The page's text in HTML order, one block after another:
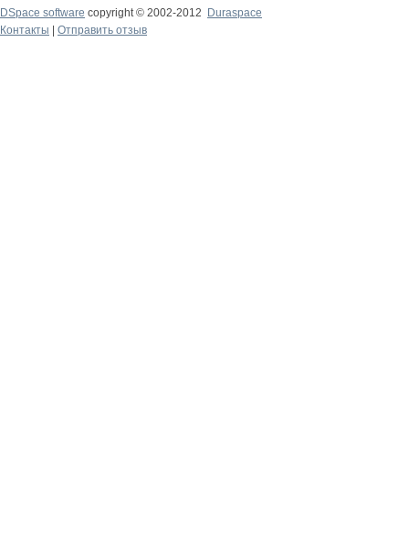
DSpace software copyright © 2002-2012
Duraspace
Контакты
Отправить отзыв